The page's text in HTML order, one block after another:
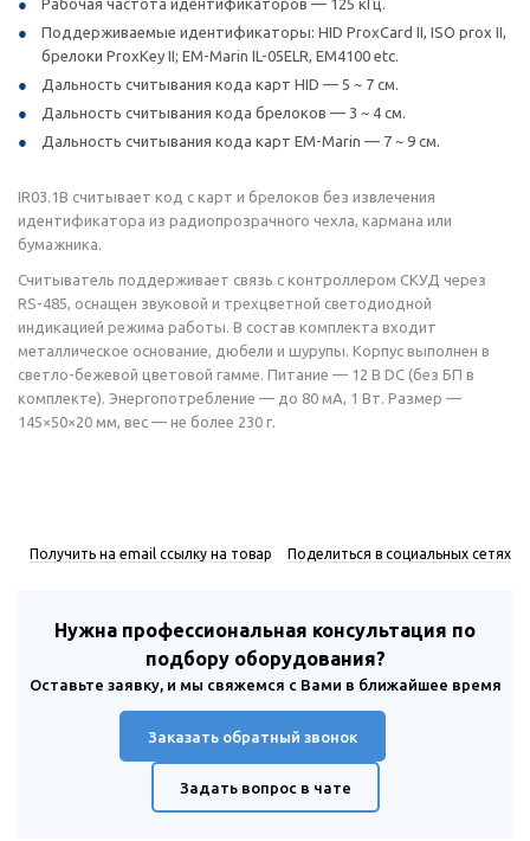
Рабочая частота идентификаторов — 125 кГц.
Поддерживаемые идентификаторы: HID ProxCard II, ISO prox II,
брелоки ProxKey II; EM-Marin IL-05ELR, ЕМ4100 etc.
Дальность считывания кода карт HID — 5 ~ 7 см.
Дальность считывания кода брелоков — 3 ~ 4 см.
Дальность считывания кода карт EM-Marin — 7 ~ 9 см.
IR03.1B считывает код с карт и брелоков без извлечения
идентификатора из радиопрозрачного чехла, кармана или
бумажника.
Считыватель поддерживает связь с контроллером СКУД через
RS-485, оснащен звуковой и трехцветной светодиодной
индикацией режима работы. В состав комплекта входит
металлическое основание, дюбели и шурупы. Корпус выполнен в
светло-бежевой цветовой гамме. Питание — 12 В DC (без БП в
комплекте). Энергопотребление — до 80 мА, 1 Вт. Размер —
145×50×20 мм, вес — не более 230 г.
Получить на email ссылку на товар Поделиться в социальных сетях
Нужна профессиональная консультация по
подбору оборудования?
Оставьте заявку, и мы свяжемся с Вами в ближайшее время
Заказать обратный звонок
Задать вопрос в чате